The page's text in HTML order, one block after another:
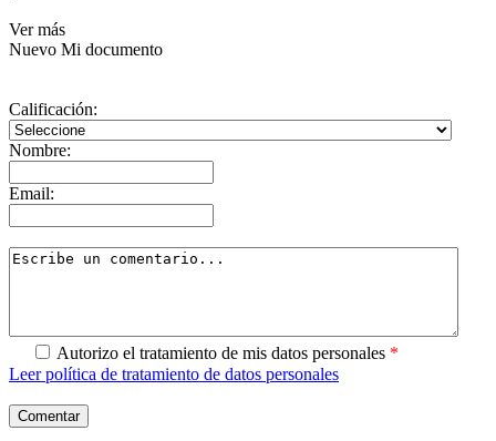
Ver más
Nuevo Mi documento
Calificación:
Nombre:
Email:
Autorizo el tratamiento de mis datos personales *
Leer política de tratamiento de datos personales